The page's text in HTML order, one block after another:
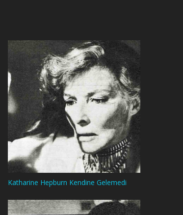
Katharine Hepburn Kendine Gelemedi